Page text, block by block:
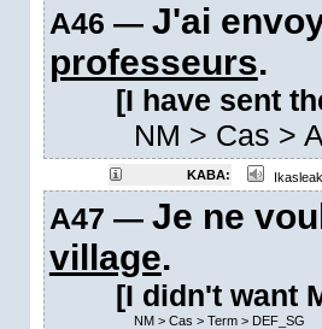
A46 — J'ai
professeurs.
[I have sent
NM > Cas >
KABA:
A47 — Je ne
village.
[I didn't want
NM> Cas > Term> DEF_SG